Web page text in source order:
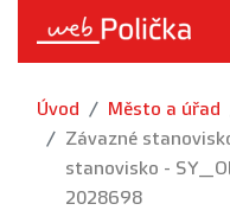
Úvod Město a úřad
Závazné
stanovisko -
2028698